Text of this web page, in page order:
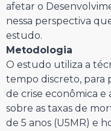
afetar o
nessa perspectiva
estudo.
Metodologia
O estudo utiliza a
tempo discreto, para
de crise econômica e
sobre as taxas de
de 5 anos (U5MR) e